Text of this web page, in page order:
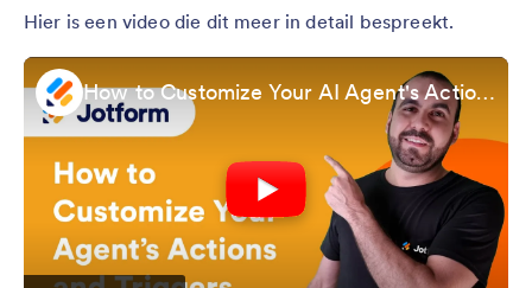
Hier is een video die dit meer in detail bespreekt.
How to Customize Your AI Agent's Actions and Triggers